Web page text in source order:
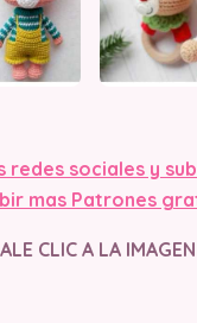
redes sociales y
mas Patrones
CLIC A LA IMAGEN